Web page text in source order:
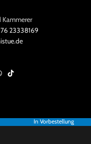
In Vorbestellung
Kammerer
23338169